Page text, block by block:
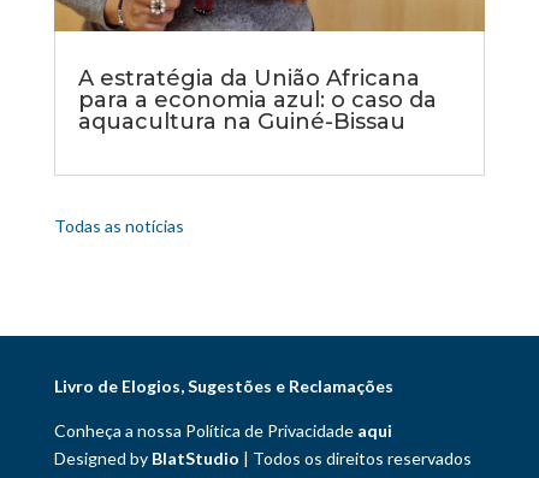
A estratégia da União Africana
para a economia azul: o caso da
aquacultura na Guiné-Bissau
Todas as notícias
Livro de Elogios, Sugestões e Reclamações
Conheça a nossa Política de Privacidade aqui
Designed by BlatStudio | Todos os direitos reservados